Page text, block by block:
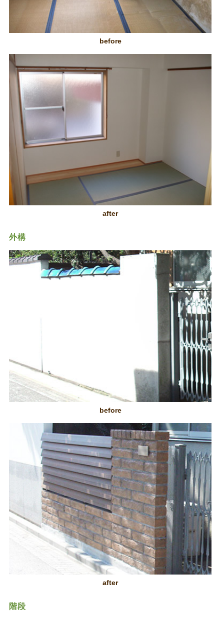
before
after
外構
before
after
階段